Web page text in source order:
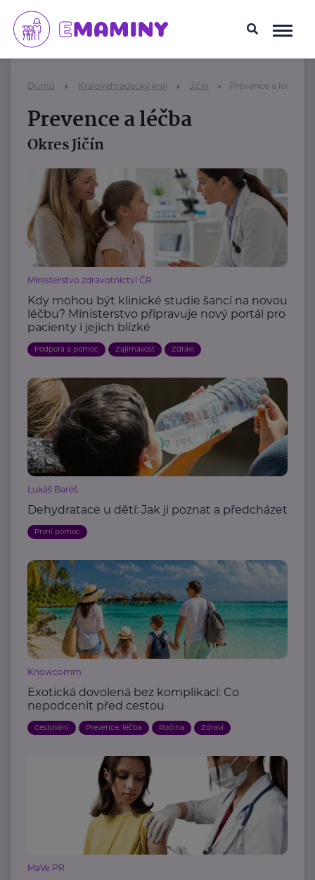
Domů Královéhradecký kraj Jičín Prevence a léčba
Prevence a léčba
Okres Jičín
Ministerstvo zdravotnictví ČR
Kdy mohou být klinické studie šancí na novou
léčbu? Ministerstvo připravuje nový portál pro
pacienty i jejich blízké
Podpora a pomoc Zajímavost Zdraví
Lukáš Bareš
Dehydratace u dětí: Jak ji poznat a předcházet
První pomoc
Knowcomm
Exotická dovolená bez komplikací: Co
nepodcenit před cestou
Cestování Prevence, léčba Rodina Zdraví
MaVe PR